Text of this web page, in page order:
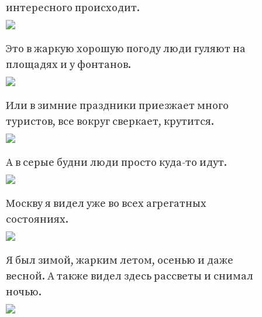
интересного происходит.
Это в жаркую хорошую погоду люди гуляют на
площадях и у фонтанов.
Или в зимние праздники приезжает много
туристов, все вокруг сверкает, крутится.
А в серые будни люди просто куда-то идут.
Москву я видел уже во всех агрегатных
состояниях.
Я был зимой, жарким летом, осенью и даже
весной. А также видел здесь рассветы и снимал
ночью.